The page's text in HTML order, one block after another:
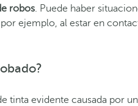
robos. Puede haber
ejemplo, al estar en
tinta evidente causada por